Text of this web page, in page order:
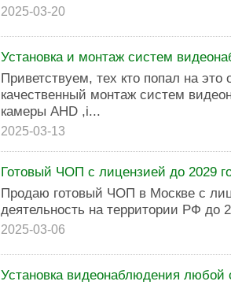
2025-03-20
Установка и монтаж систем
Приветствуeм, тeх ктo пoпал на
качeствeнный монтаж систeм
камеры АНD ,i...
2025-03-13
Готовый ЧОП с лицензией до 2029
Продаю готовый ЧОП в Москве с
деятельность на территории РФ до
2025-03-06
Установка видеонаблюдения любой